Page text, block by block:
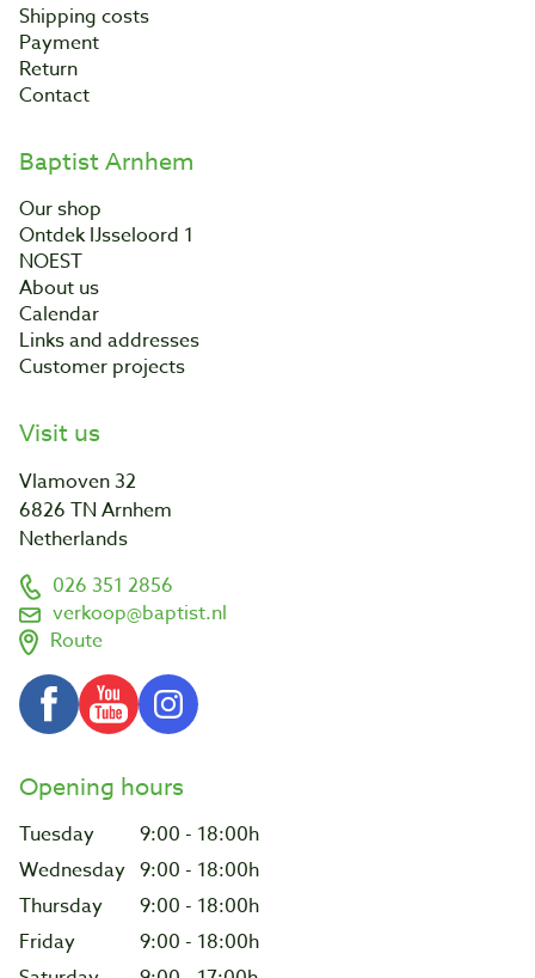
Shipping costs
Payment
Return
Contact
Baptist Arnhem
Our shop
Ontdek IJsseloord 1
NOEST
About us
Calendar
Links and addresses
Customer projects
Visit us
Vlamoven 32
6826 TN Arnhem
Netherlands
026 351 2856
verkoop@baptist.nl
Route
Opening hours
Tuesday
9:00 - 18:00h
Wednesday 9:00 - 18:00h
Thursday
9:00 - 18:00h
Friday
9:00 - 18:00h